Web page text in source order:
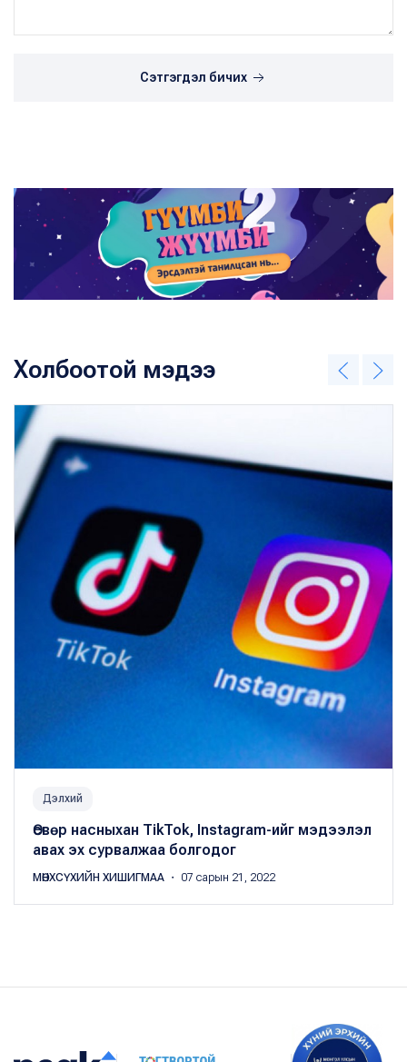
Сэтгэгдэл бичих
Холбоотой мэдээ
Дэлхий
Өсвөр насныхан TikTok, Instagram-ийг мэдээлэл
авах эх сурвалжаа болгодог
МӨНХСҮХИЙН ХИШИГМАА ・ 07 сарын 21, 2022